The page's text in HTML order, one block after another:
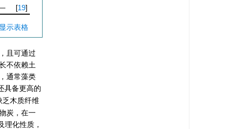
[19]
示表格
且可通过
不依赖土
通常藻类
具备更高的
乏木质纤维
炭，在一
理化性质，